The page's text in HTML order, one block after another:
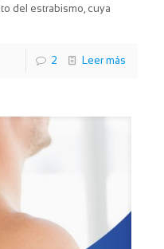
del estrabismo, cuya
2 Leer más